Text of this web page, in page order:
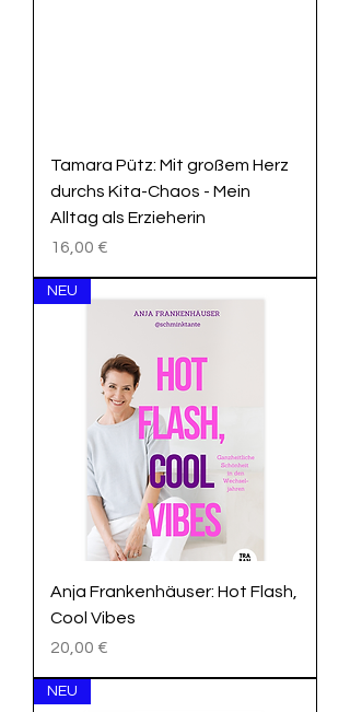
Tamara Pütz: Mit großem Herz
durchs Kita-Chaos - Mein
Alltag als Erzieherin
Preis
16,00 €
NEU
Anja Frankenhäuser: Hot Flash,
Cool Vibes
Preis
20,00 €
NEU